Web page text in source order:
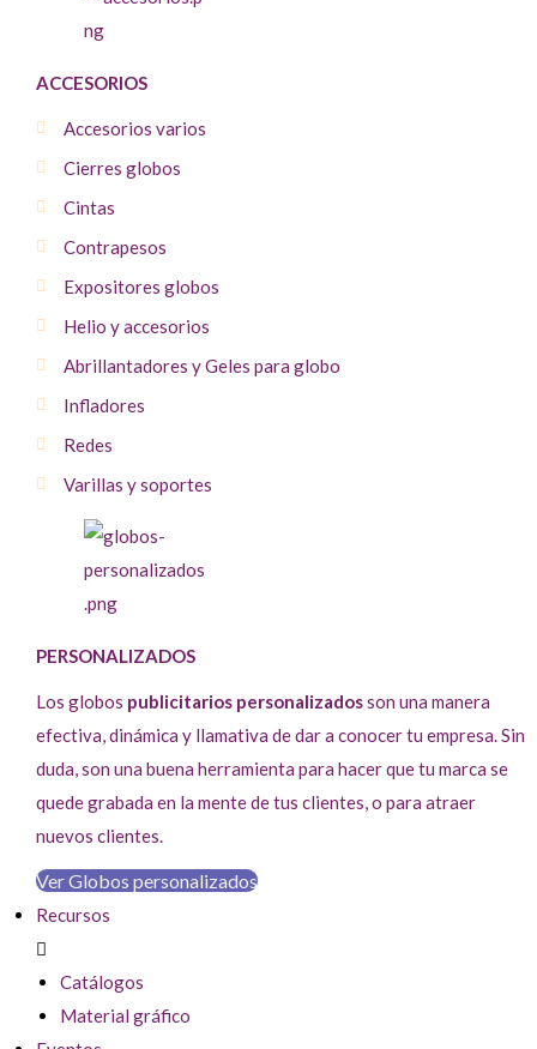
ACCESORIOS
Accesorios varios
Cierres globos
Cintas
Contrapesos
Expositores globos
Helio y accesorios
Abrillantadores y Geles para globo
Infladores
Redes
Varillas y soportes
PERSONALIZADOS
Los globos publicitarios personalizadosson una manera
efectiva, dinámica y llamativa de dar a conocer tu empresa. Sin
duda, son una buena herramienta para hacer que tu marca se
quede grabada en la mente de tus clientes, o para atraer
nuevos clientes.
Ver Globos personalizados
Recursos
Catálogos
Material gráfico